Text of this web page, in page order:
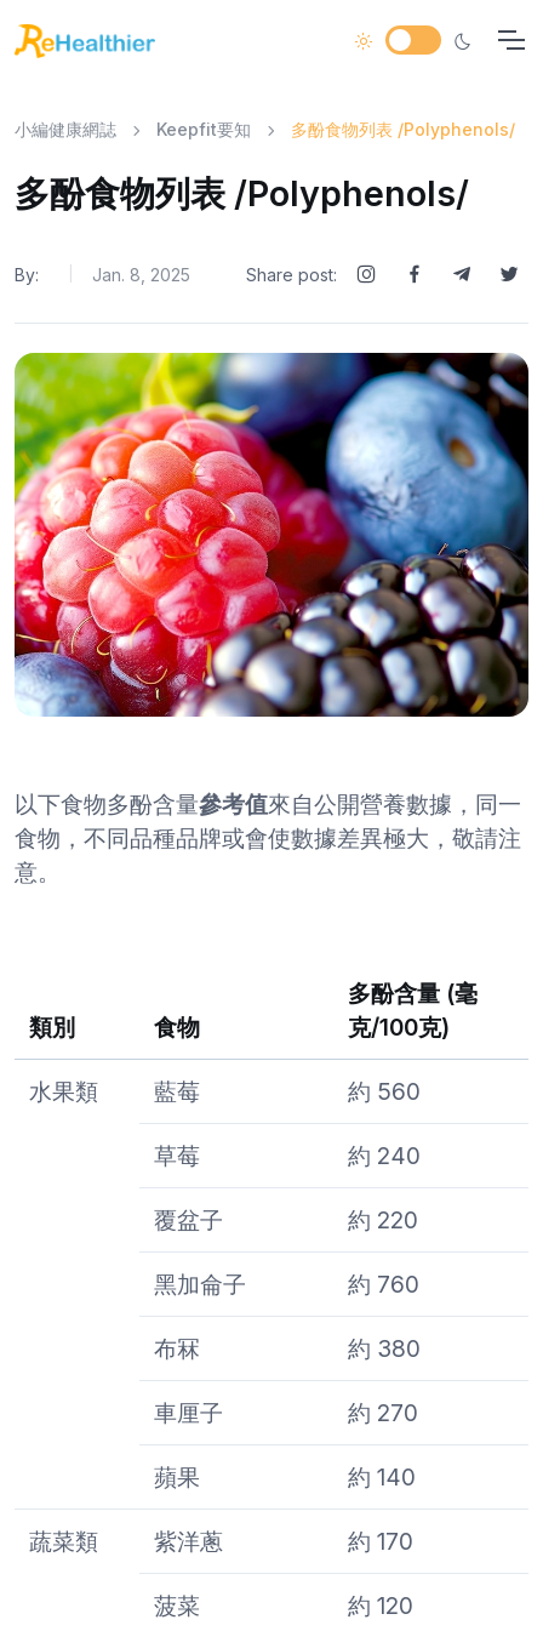
小編健康網誌 Keepfit要知 多酚食物列表 /Polyphenols/
多酚食物列表 /Polyphenols/
By: Jan. 8, 2025 Share post:
以下食物多酚含量參考值來自公開營養數據，同一
食物，不同品種品牌或會使數據差異極大，敬請注
意。
類別 食物
多酚含量 (毫
克/100克)
水果類 藍莓 約 560
草莓 約 240
覆盆子 約 220
黑加侖子 約 760
布冧 約 380
車厘子 約 270
蘋果 約 140
蔬菜類 紫洋蔥 約 170
菠菜 約 120